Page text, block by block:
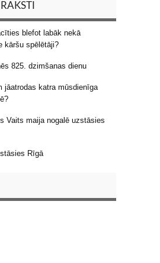
blefot labāk nekā
kāršu spēlētāji?
825. dzimšanas dienu
jāatrodas katra mūsdienīga
Vaits maija nogalē uzstāsies
Rīgā